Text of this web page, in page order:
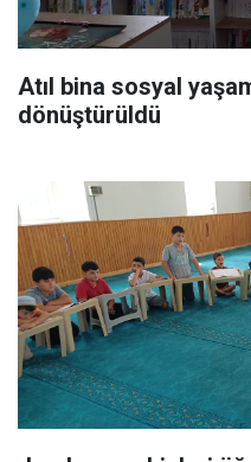
Atıl bina sosyal
dönüştürüldü